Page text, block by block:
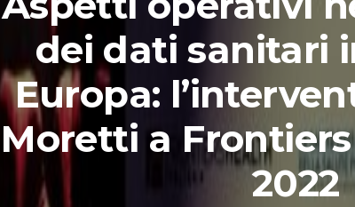
dei dati sanitari
Europa:
Moretti a
2022